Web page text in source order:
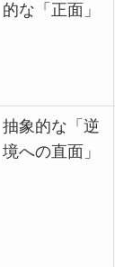
的な「正面」
抽象的な「逆
境への直面」